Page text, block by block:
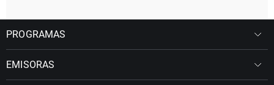
PROGRAMAS
EMISORAS